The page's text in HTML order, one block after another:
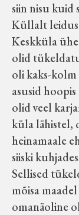
siin nisu kuid
Küllalt leidus
Keskküla
olid
oli kaks-
asusid
olid veel
küla lähistel,
heinamaale
siiski
Sellised
mõisa
omanäoline